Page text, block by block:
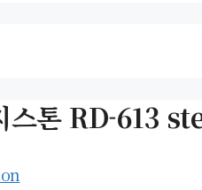
스톤 RD-613